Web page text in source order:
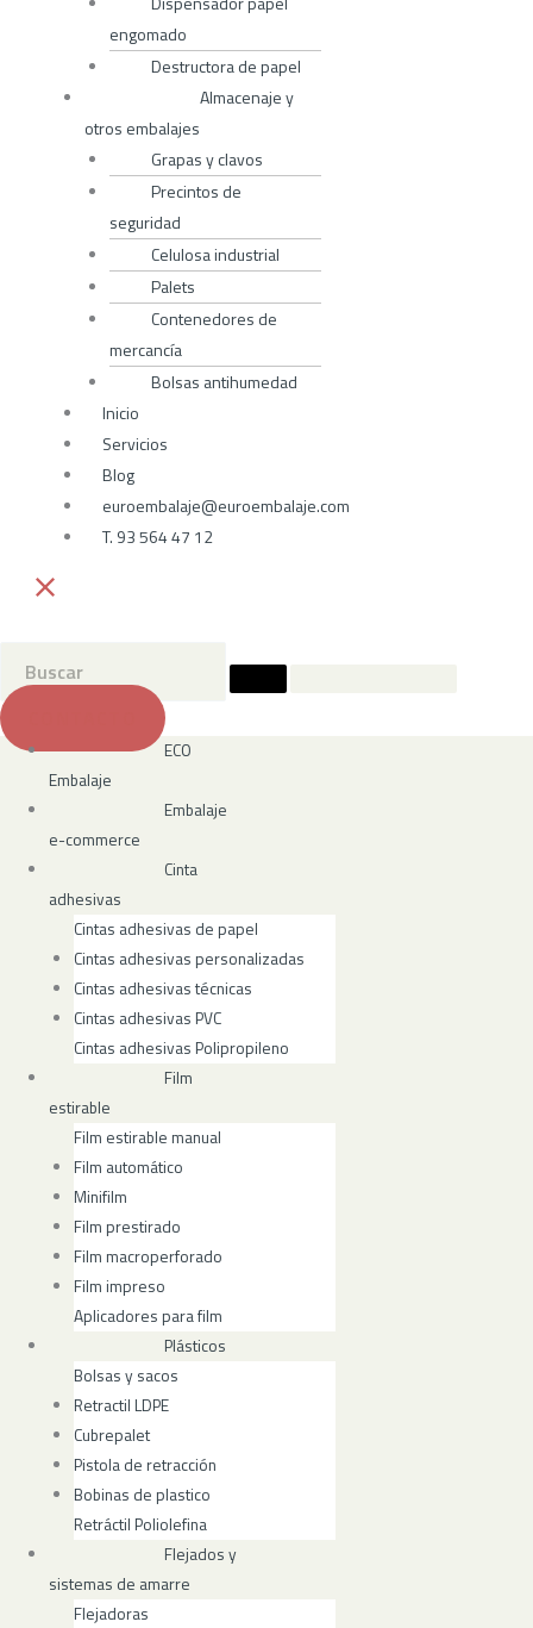
engomado
Destructora de papel
Almacenaje y
otros embalajes
Grapas y clavos
Precintos de
seguridad
Celulosa industrial
Palets
Contenedores de
mercancía
Bolsas antihumedad
Inicio
Servicios
Blog
euroembalaje@euroembalaje.com
T. 93 564 47 12
ECO
Embalaje
Embalaje
e-commerce
Cinta
adhesivas
Cintas adhesivas de papel
Cintas adhesivas personalizadas
Cintas adhesivas técnicas
Cintas adhesivas PVC
Cintas adhesivas Polipropileno
Film
estirable
Film estirable manual
Film automático
Minifilm
Film prestirado
Film macroperforado
Film impreso
Aplicadores para film
Plásticos
Bolsas y sacos
Retractil LDPE
Cubrepalet
Pistola de retracción
Bobinas de plastico
Retráctil Poliolefina
Flejados y
sistemas de amarre
Flejadoras